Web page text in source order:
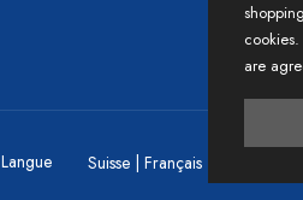
Langue
are